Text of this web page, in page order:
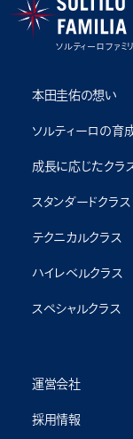
ソルティーロ ファミ
本田圭佑の想い
ソルティーロの育
成⻑に応じたクラ
スタンダードクラス
テクニカルクラス
ハイレベルクラス
スペシャルクラス
運営会社
採用情報